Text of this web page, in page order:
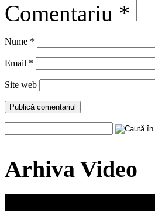
Comentariu *
Nume *
Email *
Site web
Arhiva Video